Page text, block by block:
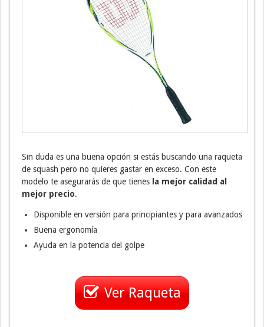
Sin duda es una buena opción si estás buscando una raqueta
de squash pero no quieres gastar en exceso. Con este
modelo te asegurarás de que tienes la mejor calidad al
mejor precio.
Disponible en versión para principiantes y para avanzados
Buena ergonomía
Ayuda en la potencia del golpe
Ver Raqueta